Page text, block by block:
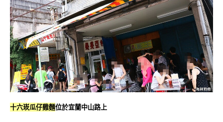
十六崁瓜仔雞麵位於宜蘭中山路上